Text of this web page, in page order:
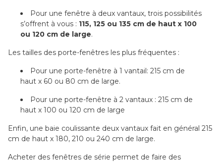
Pour une fenêtre à deux vantaux, trois possibilités
s’offrent à vous : 115, 125 ou 135 cm de haut x 100
ou 120 cm de large.
Les tailles des porte-fenêtres les plus fréquentes :
Pour une porte-fenêtre à 1 vantail: 215 cm de
haut x 60 ou 80 cm de large.
Pour une porte-fenêtre à 2 vantaux : 215 cm de
haut x 100 ou 120 cm de large
Enfin, une baie coulissante deux vantaux fait en général 215
cm de haut x 180, 210 ou 240 cm de large.
Acheter des fenêtres de série permet de faire des